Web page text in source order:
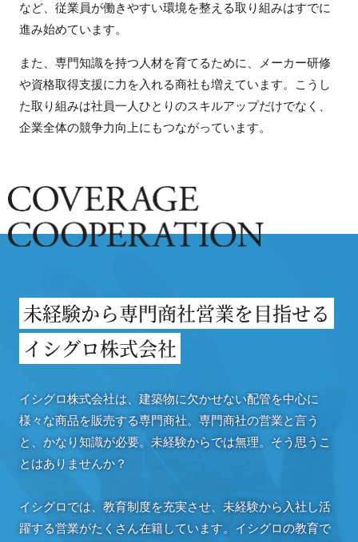
など、従業員が働きやすい環境を整える取り組みはすでに
進み始めています。
また、専門知識を持つ人材を育てるために、メーカー研修
や資格取得支援に力を入れる商社も増えています。こうし
た取り組みは社員一人ひとりのスキルアップだけでなく、
企業全体の競争力向上にもつながっています。
未経験から専門商社営業を目指せる
イシグロ株式会社
イシグロ株式会社は、建築物に欠かせない配管を中心に
様々な商品を販売する専門商社。専門商社の営業と言う
と、かなり知識が必要。未経験からでは無理。そう思うこ
とはありませんか？
イシグロでは、教育制度を充実させ、未経験から入社し活
躍する営業がたくさん在籍しています。イシグロの教育で